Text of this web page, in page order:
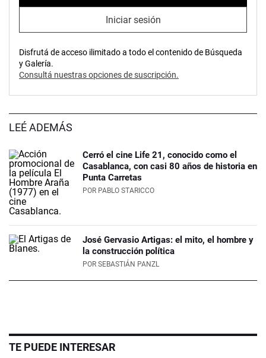
Iniciar sesión
Disfrutá de acceso ilimitado a todo el contenido de Búsqueda
y Galería.
Consultá nuestras opciones de suscripción.
LEÉ ADEMÁS
Cerró el cine Life 21, conocido como el
Casablanca, con casi 80 años de historia en
Punta Carretas
POR PABLO STARICCO
José Gervasio Artigas: el mito, el hombre y
la construcción política
POR SEBASTIÁN PANZL
TE PUEDE INTERESAR